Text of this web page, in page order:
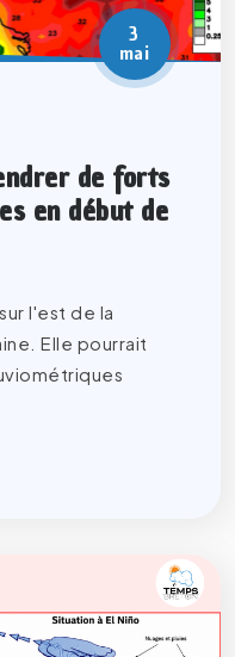
3
mai
de forts
en début de
l'est de la
Elle pourrait